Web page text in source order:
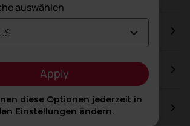
Schrank
auswählen
Apply
diese Optionen jederzeit in
Einstellungen ändern.